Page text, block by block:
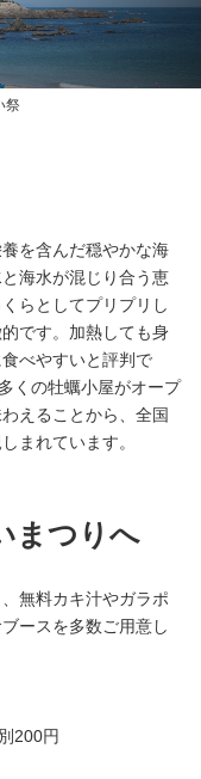
祭
を含んだ穏やかな海
海水が混じり合う恵
らとしてプリプリし
です。加熱しても身
べやすいと評判で
くの牡蠣小屋がオープ
えることから、全国
まれています。
まつりへ
無料カキ汁やガラポ
ースを多数ご用意し
200円